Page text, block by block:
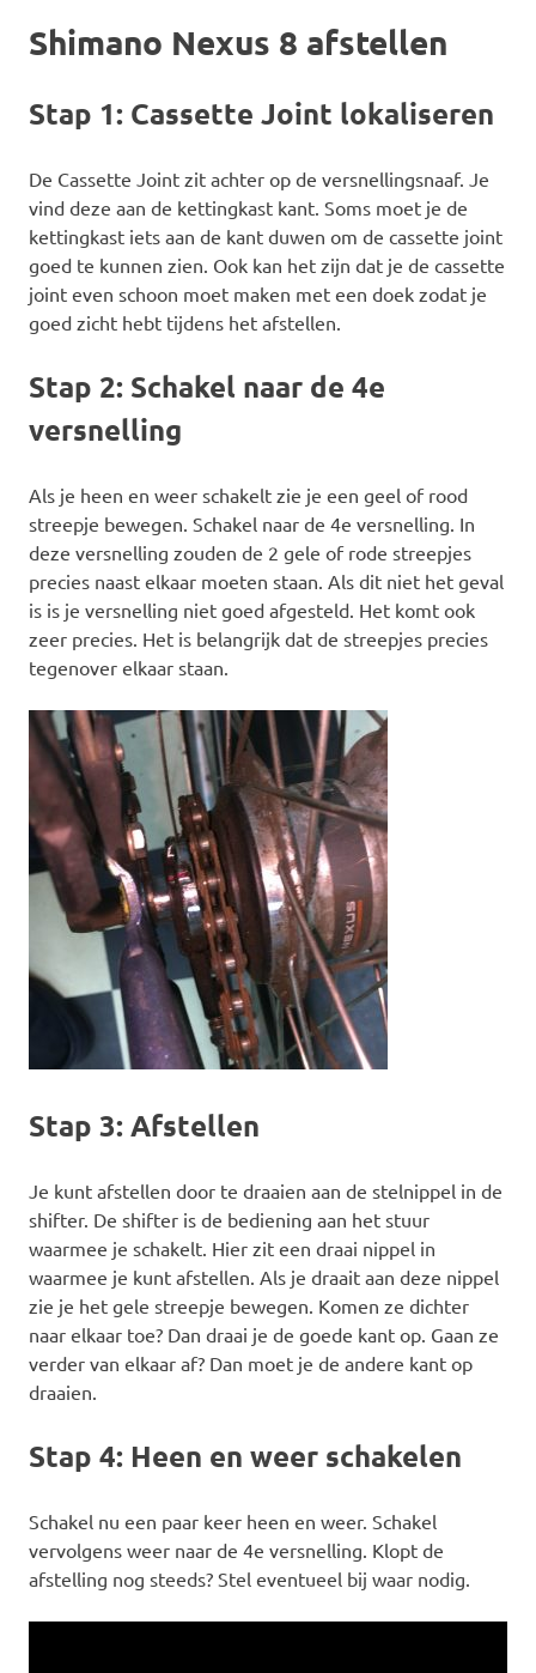
Shimano Nexus 8 afstellen
Stap 1: Cassette Joint lokaliseren
De Cassette Joint zit achter op de versnellingsnaaf. Je
vind deze aan de kettingkast kant. Soms moet je de
kettingkast iets aan de kant duwen om de cassette joint
goed te kunnen zien. Ook kan het zijn dat je de cassette
joint even schoon moet maken met een doek zodat je
goed zicht hebt tijdens het afstellen.
Stap 2: Schakel naar de 4e
versnelling
Als je heen en weer schakelt zie je een geel of rood
streepje bewegen. Schakel naar de 4e versnelling. In
deze versnelling zouden de 2 gele of rode streepjes
precies naast elkaar moeten staan. Als dit niet het geval
is is je versnelling niet goed afgesteld. Het komt ook
zeer precies. Het is belangrijk dat de streepjes precies
tegenover elkaar staan.
Stap 3: Afstellen
Je kunt afstellen door te draaien aan de stelnippel in de
shifter. De shifter is de bediening aan het stuur
waarmee je schakelt. Hier zit een draai nippel in
waarmee je kunt afstellen. Als je draait aan deze nippel
zie je het gele streepje bewegen. Komen ze dichter
naar elkaar toe? Dan draai je de goede kant op. Gaan ze
verder van elkaar af? Dan moet je de andere kant op
draaien.
Stap 4: Heen en weer schakelen
Schakel nu een paar keer heen en weer. Schakel
vervolgens weer naar de 4e versnelling. Klopt de
afstelling nog steeds? Stel eventueel bij waar nodig.